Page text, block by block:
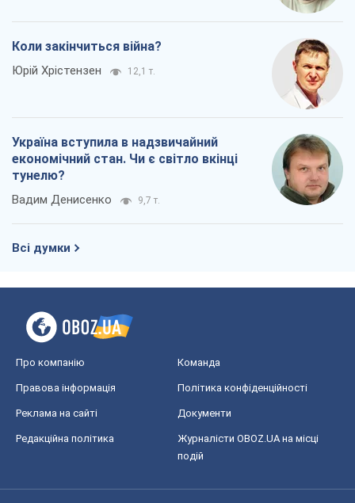
Коли закінчиться війна?
Юрій Хрістензен 12,1 т.
Україна вступила в надзвичайний
економічний стан. Чи є світло вкінці
тунелю?
Вадим Денисенко 9,7 т.
Всі думки
Про компанію Команда
Правова інформація Політика конфіденційності
Реклама на сайті Документи
Редакційна політика
Журналісти OBOZ.UA на місці
подій